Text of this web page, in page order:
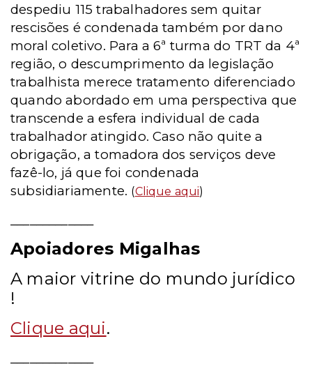
despediu 115 trabalhadores sem quitar
rescisões é condenada também por dano
moral coletivo. Para a 6ª turma do TRT da 4ª
região, o descumprimento da legislação
trabalhista merece tratamento diferenciado
quando abordado em uma perspectiva que
transcende a esfera individual de cada
trabalhador atingido. Caso não quite a
obrigação, a tomadora dos serviços deve
fazê-lo, já que foi condenada
subsidiariamente. (Clique aqui)
Apoiadores Migalhas
A maior vitrine do mundo jurídico
!
Clique aqui.